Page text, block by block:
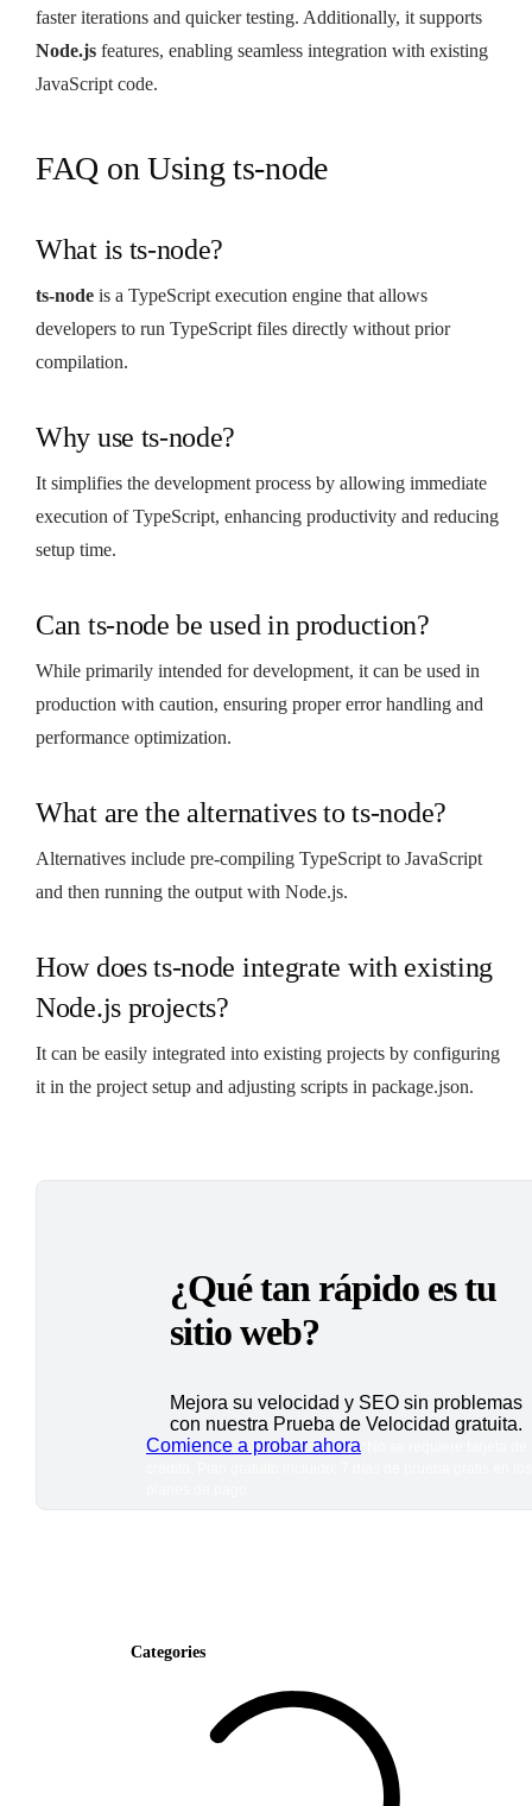
faster iterations and quicker testing. Additionally, it supports
Node.js features, enabling seamless integration with existing
JavaScript code.
FAQ on Using ts-node
What is ts-node?
ts-node is a TypeScript execution engine that allows
developers to run TypeScript files directly without prior
compilation.
Why use ts-node?
It simplifies the development process by allowing immediate
execution of TypeScript, enhancing productivity and reducing
setup time.
Can ts-node be used in production?
While primarily intended for development, it can be used in
production with caution, ensuring proper error handling and
performance optimization.
What are the alternatives to ts-node?
Alternatives include pre-compiling TypeScript to JavaScript
and then running the output with Node.js.
How does ts-node integrate with existing
Node.js projects?
It can be easily integrated into existing projects by configuring
it in the project setup and adjusting scripts in package.json.
¿Qué tan rápido es tu
sitio web?
Mejora su velocidad y SEO sin problemas
con nuestra Prueba de Velocidad gratuita.
Comience a probar ahora
Categories